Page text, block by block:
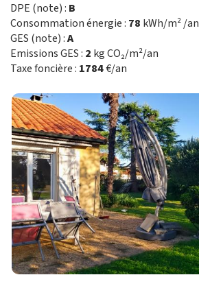
DPE (note) : B
Consommation énergie : 78 kWh/m² /an
GES (note) :A
Emissions GES : 2 kg CO₂/m²/an
Taxe foncière : 1784€/an